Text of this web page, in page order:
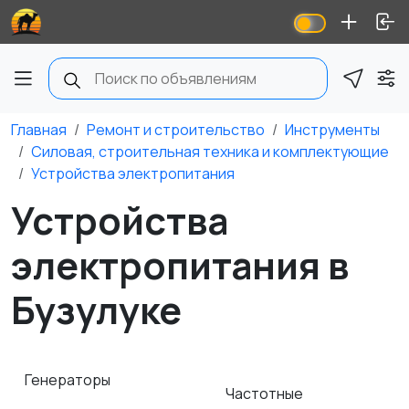
Главная Ремонт и строительство
Инструменты
Силовая, строительная техника и комплектующие
Устройства электропитания
Устройства
электропитания в
Бузулуке
Генераторы
Частотные